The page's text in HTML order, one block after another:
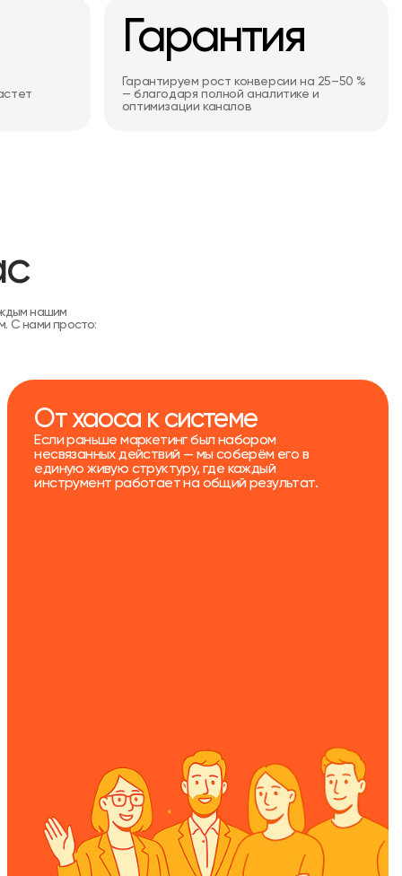
Гарантия
Гарантируем рост конверсии на 25–50 %
— благодаря полной аналитике и
оптимизации каналов
нашим
С нами просто:
От хаоса к системе
Если раньше маркетинг был набором
несвязанных действий — мы соберём его в
единую живую структуру, где каждый
инструмент работает на общий результат.